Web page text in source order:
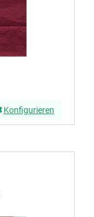
Konfigurieren